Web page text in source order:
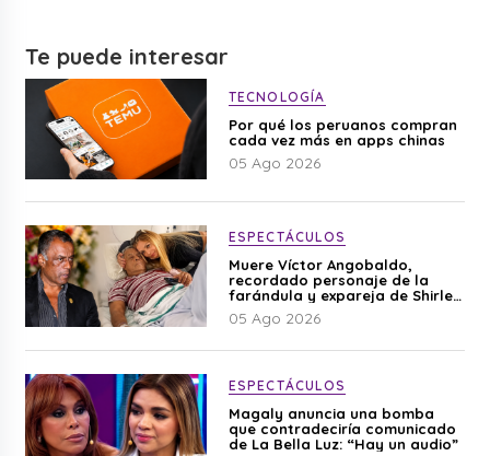
Te puede interesar
TECNOLOGÍA
Por qué los peruanos compran
cada vez más en apps chinas
05 Ago 2026
ESPECTÁCULOS
Muere Víctor Angobaldo,
recordado personaje de la
farándula y expareja de Shirley
Cherres
05 Ago 2026
ESPECTÁCULOS
Magaly anuncia una bomba
que contradeciría comunicado
de La Bella Luz: “Hay un audio”